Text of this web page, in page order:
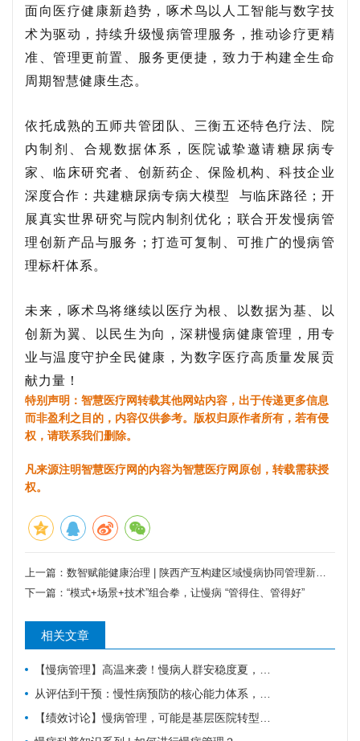
面向医疗健康新趋势，啄术鸟以人工智能与数字技
术为驱动，持续升级慢病管理服务，推动诊疗更精
准、管理更前置、服务更便捷，致力于构建全生命
周期智慧健康生态。
依托成熟的五师共管团队、三衡五还特色疗法、院
内制剂、合规数据体系，医院诚挚邀请糖尿病专
家、临床研究者、创新药企、保险机构、科技企业
深度合作：共建糖尿病专病大模型
与临床路径；开
展真实世界研究与院内制剂优化；联合开发慢病管
理创新产品与服务；打造可复制、可推广的慢病管
理标杆体系。
未来，啄术鸟将继续以医疗为根、以数据为基、以
创新为翼、以民生为向，深耕慢病健康管理，用专
业与温度守护全民健康，为数字医疗高质量发展贡
献力量！
特别声明：智慧医疗网转载其他网站内容，出于传递更多信息
而非盈利之目的，内容仅供参考。版权归原作者所有，若有侵
权，请联系我们删除。
凡来源注明智慧医疗网的内容为智慧医疗网原创，转载需获授
权。
上一篇： 数智赋能健康治理 | 陕西产互构建区域慢病协同管理新模式
下一篇： “模式+场景+技术”组合拳，让慢病 “管得住、管得好”
相关文章
【慢病管理】高温来袭！慢病人群安稳度夏，请牢记这6件事。
从评估到干预：慢性病预防的核心能力体系，教你科学管理健康
【绩效讨论】慢病管理，可能是基层医院转型的重要入口？！